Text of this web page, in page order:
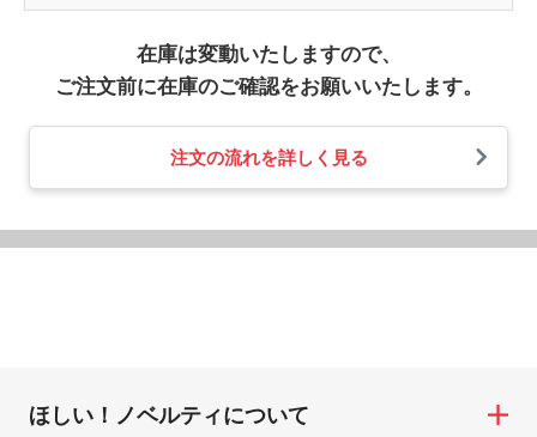
在庫は変動いたしますので、
ご注文前に在庫のご確認をお願いいたします。
注文の流れを詳しく見る
ほしい！ノベルティについて